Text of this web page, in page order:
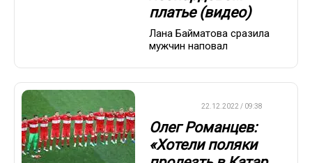
платье (видео)
Лана Байматова сразила
мужчин наповал
22.12.2022 / 09:38
Олег Романцев:
«Хотели поляки